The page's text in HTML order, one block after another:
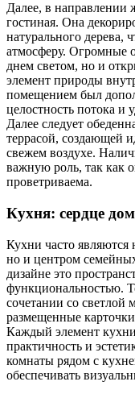
Далее, в направлении
гостиная. Она
натурального дерева,
атмосферу. Огромные
днем светом, но и
элемент природы
помещением был
целостность потока и
Далее следует
террасой, создающей
свежем воздухе.
важную роль, так как
проветриваема.
Кухня: сердце
Кухни часто являются
но и центром
дизайне это
функциональностью.
сочетании со светлой
размещенные
Каждый элемент
практичность и
комнаты рядом с
обеспечивать